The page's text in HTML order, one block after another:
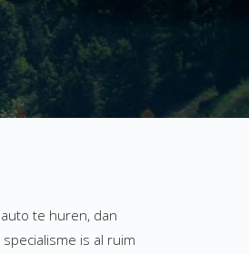
te huren, dan
is al ruim